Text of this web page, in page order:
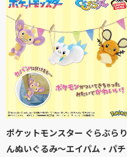
ポケットモンスター ぐらぶらり
んぬいぐるみ～エイパム・パチ